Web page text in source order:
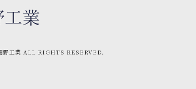
野工業 ALL RIGHTS RESERVED.